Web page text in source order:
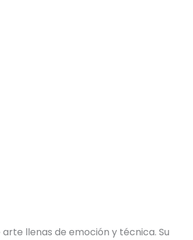
llenas de emoción y técnica. Su